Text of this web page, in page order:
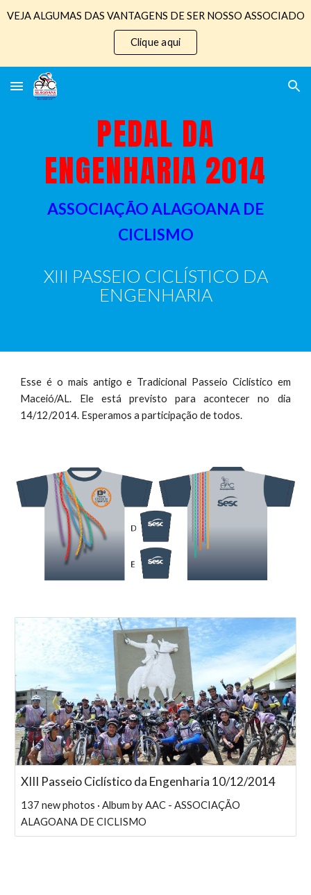
VEJA ALGUMAS DAS VANTAGENS DE SER NOSSO ASSOCIADO
Clique aqui
PEDAL DA
ENGENHARIA 2014
ASSOCIAÇÃO ALAGOANA DE
CICLISMO
XIII PASSEIO CICLÍSTICO DA
ENGENHARIA
Esse é o mais antigo e Tradicional Passeio Ciclístico em
Maceió/AL. Ele está previsto para acontecer no dia
14/12/2014. Esperamos a participação de todos.
XIII Passeio Ciclístico da Engenharia 10/12/2014
137 new photos · Album by AAC - ASSOCIAÇÃO
ALAGOANA DE CICLISMO